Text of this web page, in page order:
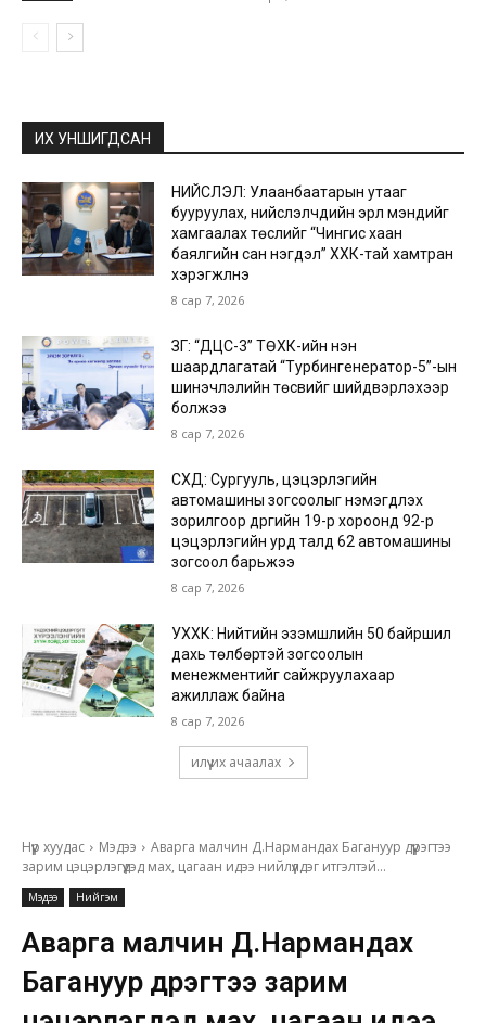
ИХ УНШИГДСАН
НИЙСЛЭЛ: Улаанбаатарын утааг
бууруулах, нийслэлчүүдийн эрүүл мэндийг
хамгаалах төслийг “Чингис хаан
баялгийн сан нэгдэл” ХХК-тай хамтран
хэрэгжүүлнэ
8 сар 7, 2026
ЗГ: “ДЦС-3” ТӨХК-ийн нэн
шаардлагатай “Турбингенератор-5”-ын
шинэчлэлийн төсвийг шийдвэрлэхээр
болжээ
8 сар 7, 2026
СХД: Сургууль, цэцэрлэгийн
автомашины зогсоолыг нэмэгдүүлэх
зорилгоор дүүргийн 19-р хороонд 92-р
цэцэрлэгийн урд талд 62 автомашины
зогсоол барьжээ
8 сар 7, 2026
УХХК: Нийтийн эзэмшлийн 50 байршил
дахь төлбөртэй зогсоолын
менежментийг сайжруулахаар
ажиллаж байна
8 сар 7, 2026
илүү их ачаалах